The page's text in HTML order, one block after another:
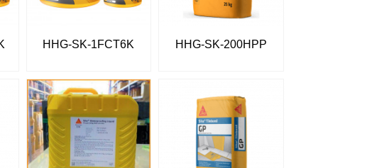
HHG-SK-1FCT6K HHG-SK-200HPP